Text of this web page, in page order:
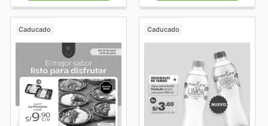
Caducado Caducado